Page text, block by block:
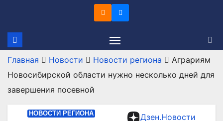
содержимому
Главная Новости Новости региона
Аграриям
Новосибирской области нужно несколько дней для
завершения посевной
Дзен.Новости
НОВОСТИ РЕГИОНА